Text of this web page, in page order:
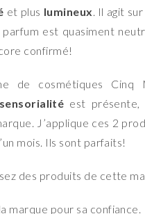
et plus lumineux. Il agit sur
parfum est quasiment
confirmé!
de cosmétiques Cinq
sensorialité est présente,
J’applique ces 2
mois. Ils sont parfaits!
des produits de cette
marque pour sa confiance.